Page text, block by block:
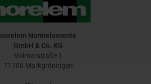
norelem Normelemente
GmbH & Co. KG
Volmarstraße 1
71706 Markgröningen